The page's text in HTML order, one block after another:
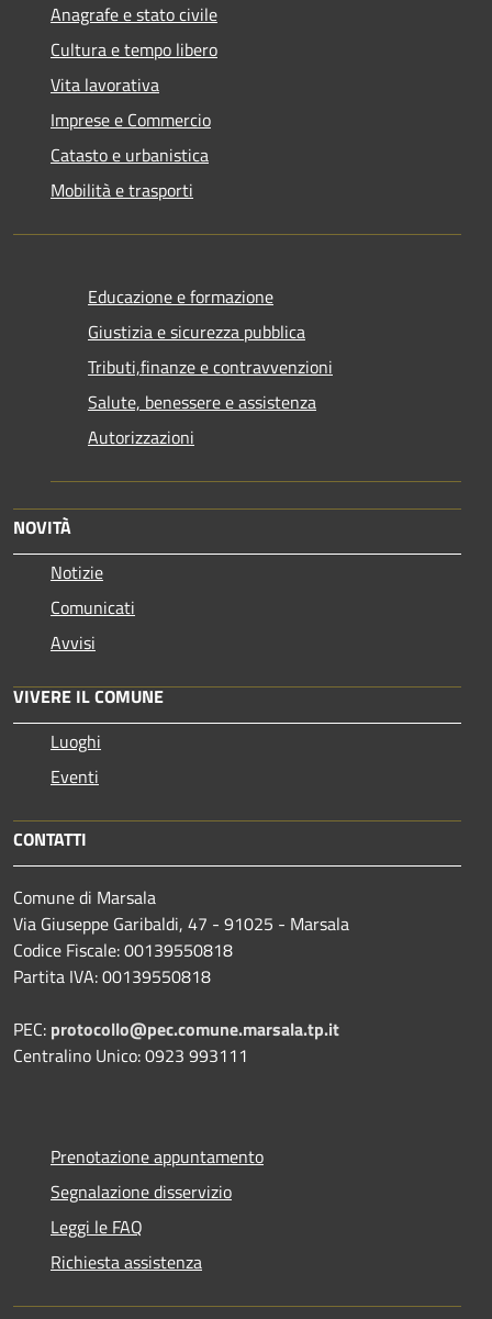
Anagrafe e stato civile
Cultura e tempo libero
Vita lavorativa
Imprese e Commercio
Catasto e urbanistica
Mobilità e trasporti
Educazione e formazione
Giustizia e sicurezza pubblica
Tributi,finanze e contravvenzioni
Salute, benessere e assistenza
Autorizzazioni
NOVITÀ
Notizie
Comunicati
Avvisi
VIVERE IL COMUNE
Luoghi
Eventi
CONTATTI
Comune di Marsala
Via Giuseppe Garibaldi, 47 - 91025 - Marsala
Codice Fiscale: 00139550818
Partita IVA: 00139550818
PEC: protocollo@pec.comune.marsala.tp.it
Centralino Unico: 0923 993111
Prenotazione appuntamento
Segnalazione disservizio
Leggi le FAQ
Richiesta assistenza